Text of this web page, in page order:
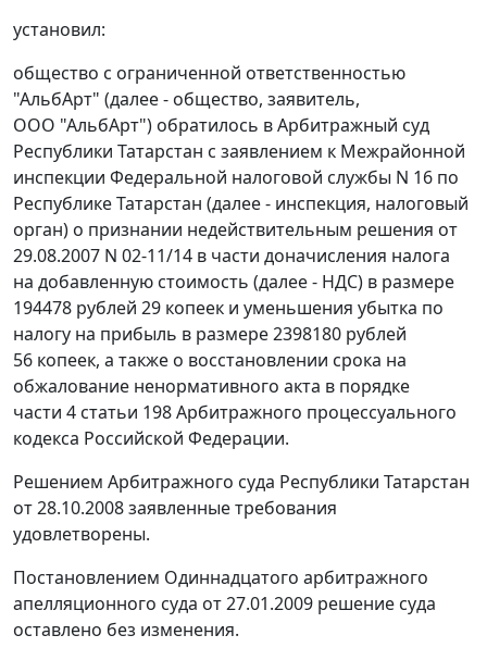
установил:
общество с ограниченной ответственностью
"АльбАрт" (далее - общество, заявитель,
ООО "АльбАрт") обратилось в Арбитражный суд
Республики Татарстан с заявлением к Межрайонной
инспекции Федеральной налоговой службы N 16 по
Республике Татарстан (далее - инспекция, налоговый
орган) о признании недействительным решения от
29.08.2007 N 02-11/14 в части доначисления налога
на добавленную стоимость (далее - НДС) в размере
194478 рублей 29 копеек и уменьшения убытка по
налогу на прибыль в размере 2398180 рублей
56 копеек, а также о восстановлении срока на
обжалование ненормативного акта в порядке
части 4 статьи 198Арбитражного процессуального
кодекса Российской Федерации.
Решением Арбитражного суда Республики Татарстан
от 28.10.2008 заявленные требования
удовлетворены.
Постановлением Одиннадцатого арбитражного
апелляционного суда от 27.01.2009 решение суда
оставлено без изменения.